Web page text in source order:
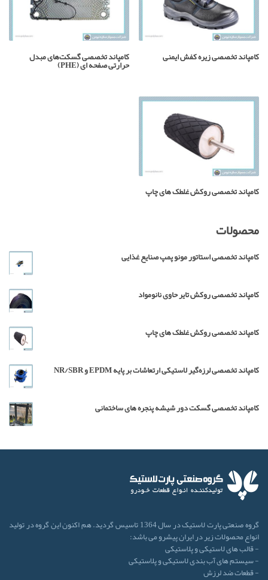
کامپاند تخصصی زیره کفش ایمنی کامپاند تخصصی گسکت‌های مبدل
حرارتی صفحه ای (PHE)
کامپاند تخصصی روکش غلطک های چاپ
محصولات
کامپاند تخصصی استاتور مونو پمپ صنایع غذایی
کامپاند تخصصی روکش تایر حاوی نانومواد
کامپاند تخصصی روکش غلطک های چاپ
کامپاند تخصصی لرزه‌گیر لاستیکی ارتعاشات بر پایه EPDM و NR/SBR
کامپاند تخصصی گسکت دور شیشه پنجره های ساختمانی
گروه صنعتی پارت لاستیک در سال 1364 تاسیس گردید. هم اکنون این گروه در تولید
انواع محصولات زیر در ایران پیشرو می باشد:
- قالب های لاستیکی و پلاستیکی
- سیستم های آب بندی لاستیکی و پلاستیکی
- قطعات ضد لرزش